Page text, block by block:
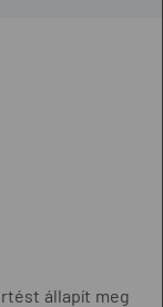
állapít meg